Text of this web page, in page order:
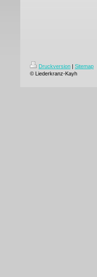
Druckversion | Sitemap
© Liederkranz-Kayh